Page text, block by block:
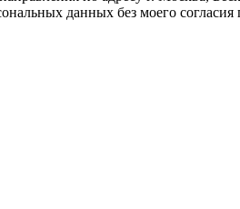
данных без моего